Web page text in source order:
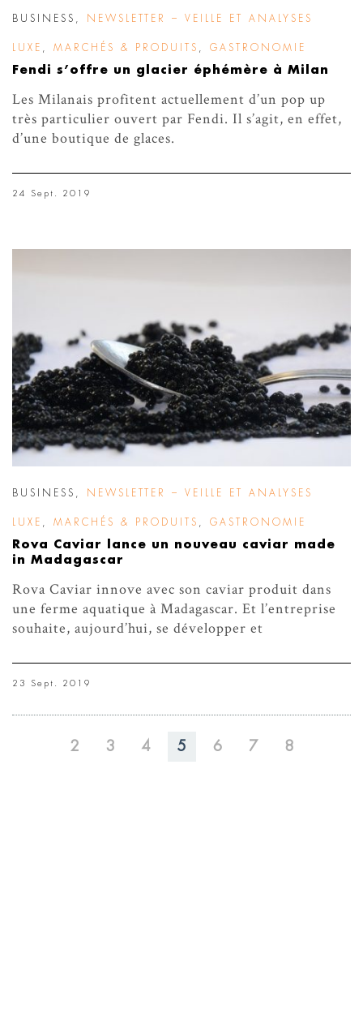
BUSINESS NEWSLETTER – VEILLE ET ANALYSES
LUXE MARCHÉS & PRODUITS GASTRONOMIE
Fendi s’offre un glacier éphémère à Milan
Les Milanais profitent actuellement d’un pop up
très particulier ouvert par Fendi. Il s’agit, en effet,
d’une boutique de glaces.
24 Sept. 2019
BUSINESS NEWSLETTER – VEILLE ET ANALYSES
LUXE MARCHÉS & PRODUITS GASTRONOMIE
Rova Caviar lance un nouveau caviar made
in Madagascar
Rova Caviar innove avec son caviar produit dans
une ferme aquatique à Madagascar. Et l’entreprise
souhaite, aujourd’hui, se développer et
23 Sept. 2019
2 3 4 5 6 7 8